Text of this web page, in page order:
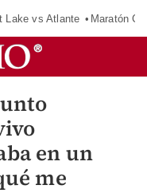
Lake vs Atlante Maratón
en un
me